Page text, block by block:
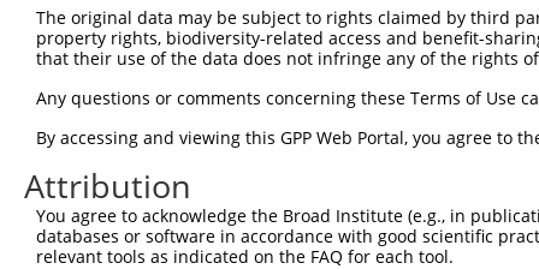
The original data may be subject to rights claimed by third
property rights, biodiversity-related access and benefit-
that their use of the data does not infringe any of the rights
Any questions or comments concerning these Terms of Use
By accessing and viewing this GPP Web Portal, you agree to
Attribution
You agree to acknowledge the Broad Institute (e.g., in
databases or software in accordance with good scientific
relevant tools as indicated on the FAQ for each tool.